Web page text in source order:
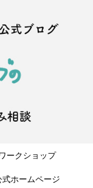
ークショップ
式ホームページ